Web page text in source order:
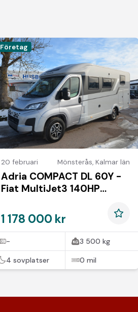
Företag
20 februari Mönsterås, Kalmar län
Adria COMPACT DL 60Y -
Fiat MultiJet3 140HP
1 178 000 kr
- 3 500 kg
4 sovplatser 0 mil